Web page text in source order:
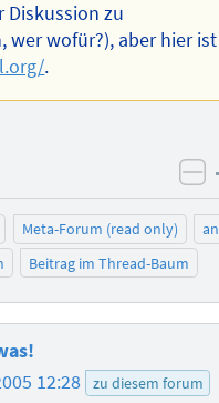
Diskussion zu
wer wofür?), aber hier
.
Meta-Forum (read only)
Beitrag im Thread-Baum
12:28 zu diesem forum